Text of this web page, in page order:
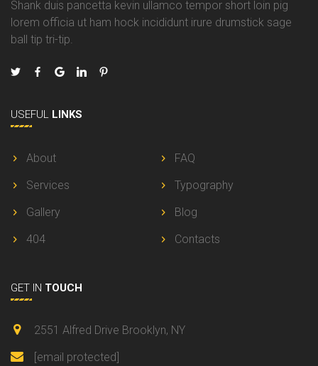
Shank duis pancetta kevin ullamco tempor short loin pig
lorem officia ut ham hock incididunt irure drumstick sage
ball tip tri-tip.
USEFUL LINKS
About
Services
Gallery
404
FAQ
Typography
Blog
Contacts
GET IN TOUCH
2551 Alfred Drive Brooklyn, NY
[email protected]